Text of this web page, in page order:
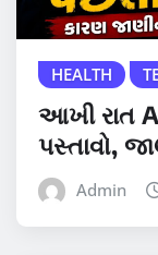
HEALTH
આખી રાત
પસ્તાવો,
Admin